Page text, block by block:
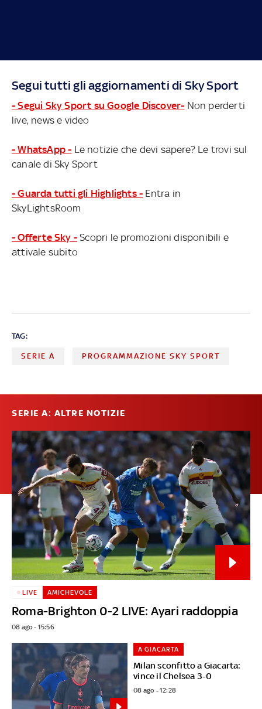
Segui tutti gli aggiornamenti di Sky Sport
- Segui Sky Sport su Google Discover- Non perderti
live, news e video
- WhatsApp - Le notizie che devi sapere? Le trovi sul
canale di Sky Sport
- Guarda tutti gli Highlights - Entra in
SkyLightsRoom
- Offerte Sky - Scopri le promozioni disponibili e
attivale subito
TAG:
SERIE A PROGRAMMAZIONE SKY SPORT
SERIE A: ALTRE NOTIZIE
Roma-Brighton 0-2 LIVE: Ayari raddoppia
LIVE AMICHEVOLE
08 ago - 15:56
Milan sconfitto a Giacarta:
vince il Chelsea 3-0
A GIACARTA
08 ago - 12:28